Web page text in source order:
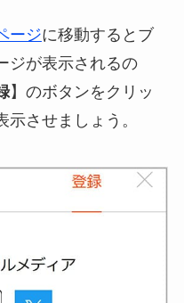
ージに移動するとブ
ジが表示されるの
】のボタンをクリッ
させましょう。